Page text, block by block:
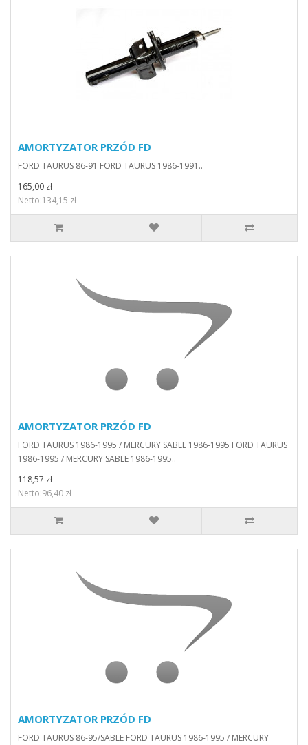
AMORTYZATOR PRZÓD FD
FORD TAURUS 86-91 FORD TAURUS 1986-1991..
165,00 zł
Netto:134,15 zł
AMORTYZATOR PRZÓD FD
FORD TAURUS 1986-1995 / MERCURY SABLE 1986-1995 FORD TAURUS
1986-1995 / MERCURY SABLE 1986-1995..
118,57 zł
Netto:96,40 zł
AMORTYZATOR PRZÓD FD
FORD TAURUS 86-95/SABLE FORD TAURUS 1986-1995 / MERCURY